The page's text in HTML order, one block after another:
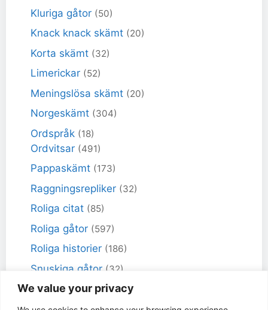
We value your privacy
Kluriga gåtor (50)
Knack knack skämt (20)
Korta skämt (32)
Limerickar (52)
Meningslösa skämt (20)
Norgeskämt (304)
Ordspråk (18)
Ordvitsar (491)
Pappaskämt (173)
Raggningsrepliker (32)
Roliga citat (85)
Roliga gåtor (597)
Roliga historier (186)
Snuskiga gåtor (32)
Snuskiga skämt(98)